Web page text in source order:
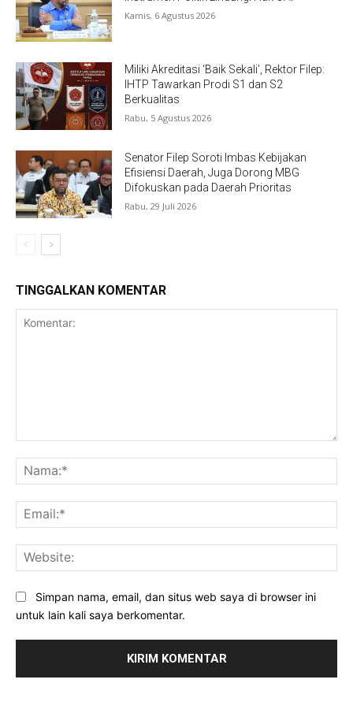
Kamis, 6 Agustus 2026
Miliki Akreditasi ‘Baik Sekali’, Rektor Filep:
IHTP Tawarkan Prodi S1 dan S2
Berkualitas
Rabu, 5 Agustus 2026
Senator Filep Soroti Imbas Kebijakan
Efisiensi Daerah, Juga Dorong MBG
Difokuskan pada Daerah Prioritas
Rabu, 29 Juli 2026
TINGGALKAN KOMENTAR
Simpan nama, email, dan situs web saya di browser ini
untuk lain kali saya berkomentar.